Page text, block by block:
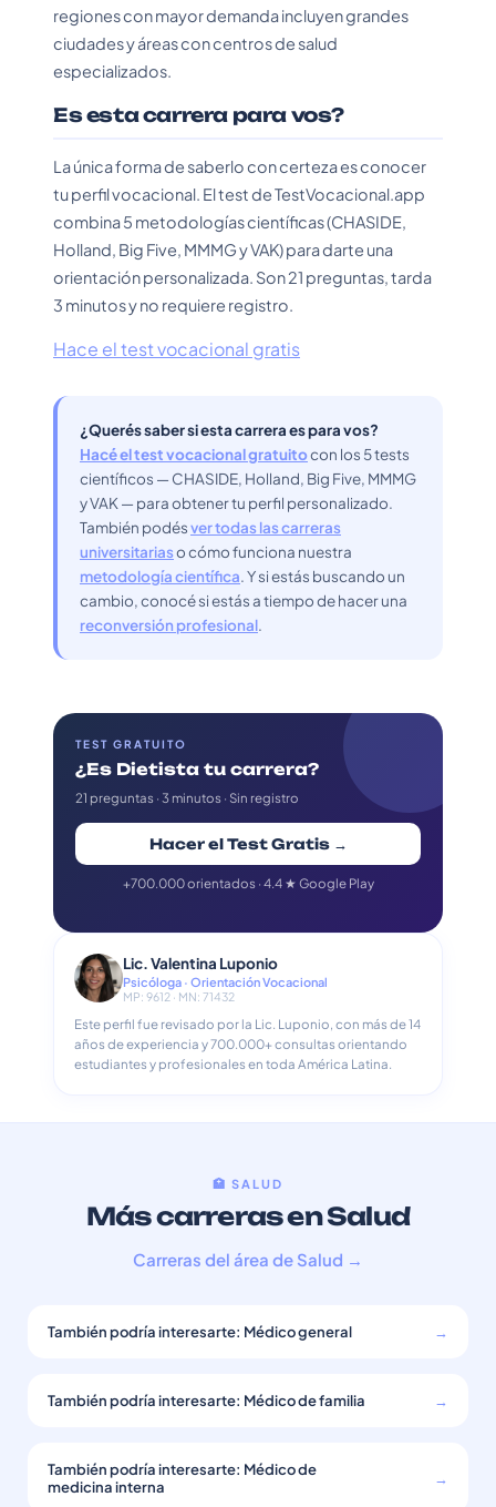
regiones con mayor demanda incluyen grandes
ciudades y áreas con centros de salud
especializados.
Es esta carrera para vos?
La única forma de saberlo con certeza es conocer
tu perfil vocacional. El test de TestVocacional.app
combina 5 metodologías científicas (CHASIDE,
Holland, Big Five, MMMG y VAK) para darte una
orientación personalizada. Son 21 preguntas, tarda
3 minutos y no requiere registro.
Hace el test vocacional gratis
¿Querés saber si esta carrera es para vos?
Hacé el test vocacional gratuitocon los 5 tests
científicos — CHASIDE, Holland, Big Five, MMMG
y VAK — para obtener tu perfil personalizado.
También podésver todas las carreras
universitariaso cómo funciona nuestra
metodología científica. Y si estás buscando un
cambio, conocé si estás a tiempo de hacer una
reconversión profesional.
TEST GRATUITO
¿Es Dietista tu carrera?
21 preguntas · 3 minutos · Sin registro
Hacer el Test Gratis →
+700.000 orientados · 4.4 ★ Google Play
Lic. Valentina Luponio
Psicóloga · Orientación Vocacional
MP: 9612 · MN: 71432
Este perfil fue revisado por la Lic. Luponio, con más de 14
años de experiencia y 700.000+ consultas orientando
estudiantes y profesionales en toda América Latina.
🏥 SALUD
Más carreras en Salud
Carreras del área de Salud →
También podría interesarte: Médico general →
También podría interesarte: Médico de familia →
También podría interesarte: Médico de
medicina interna
→